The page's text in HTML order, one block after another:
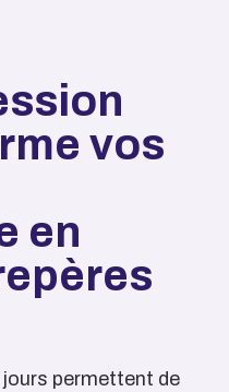
vos
en
jours permettent de